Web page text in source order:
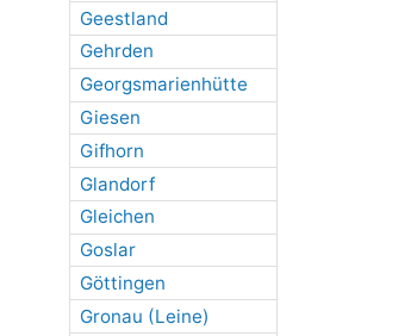
Geestland
Gehrden
Georgsmarienhütte
Giesen
Gifhorn
Glandorf
Gleichen
Goslar
Göttingen
Gronau (Leine)